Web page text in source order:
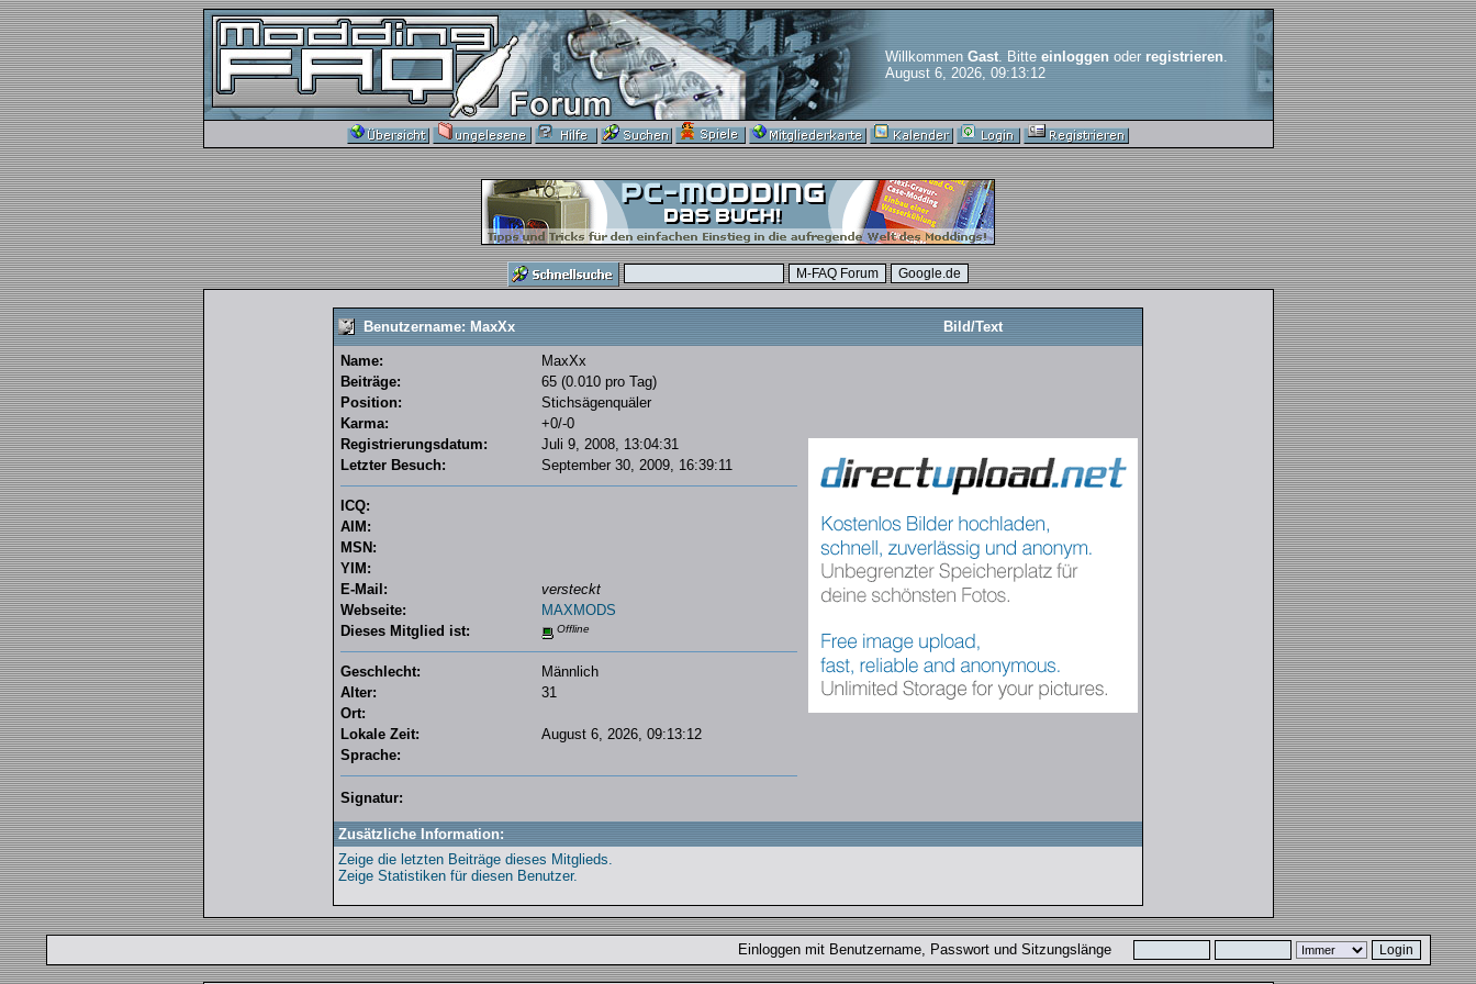
Willkommen Gast. Bitte einloggenoder registrieren.
August 6, 2026, 09:13:12
Benutzername: MaxXx Bild/Text
Name:
MaxXx
Beiträge:
65 (0.010 pro Tag)
Position:
Stichsägenquäler
Karma:
+0/-0
Registrierungsdatum:
Juli 9, 2008, 13:04:31
Letzter Besuch:
September 30, 2009, 16:39:11
ICQ:
AIM:
MSN:
YIM:
E-Mail:
versteckt
Webseite:
MAXMODS
Dieses Mitglied ist:
Offline
Geschlecht:
Männlich
Alter:
31
Ort:
Lokale Zeit:
August 6, 2026, 09:13:12
Sprache:
Signatur:
Zusätzliche Information:
Zeige die letzten Beiträge dieses Mitglieds.
Zeige Statistiken für diesen Benutzer.
Einloggen mit Benutzername, Passwort und Sitzungslänge